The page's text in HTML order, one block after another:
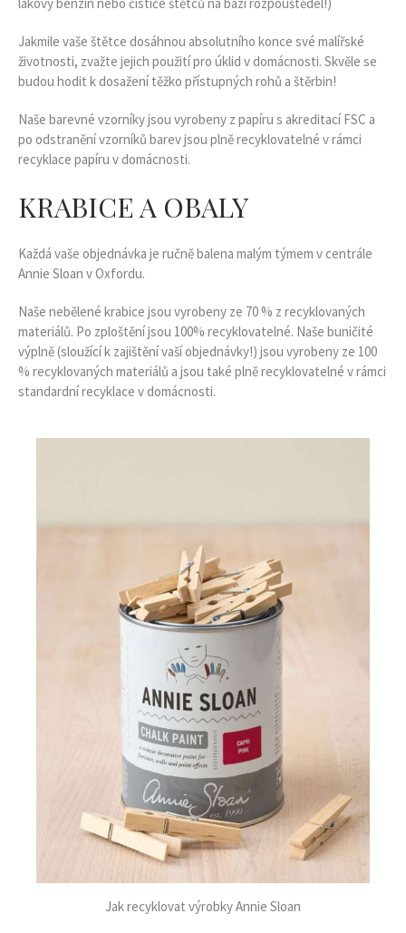
lakový benzín nebo čističe štětců na bázi rozpouštědel!)
Jakmile vaše štětce dosáhnou absolutního konce své malířské
životnosti, zvažte jejich použití pro úklid v domácnosti. Skvěle se
budou hodit k dosažení těžko přístupných rohů a štěrbin!
Naše barevné vzorníky jsou vyrobeny z papíru s akreditací FSC a
po odstranění vzorníků barev jsou plně recyklovatelné v rámci
recyklace papíru v domácnosti.
KRABICE A OBALY
Každá vaše objednávka je ručně balena malým týmem v centrále
Annie Sloan v Oxfordu.
Naše nebělené krabice jsou vyrobeny ze 70 % z recyklovaných
materiálů. Po zploštění jsou 100% recyklovatelné. Naše buničité
výplně (sloužící k zajištění vaší objednávky!) jsou vyrobeny ze 100
% recyklovaných materiálů a jsou také plně recyklovatelné v rámci
standardní recyklace v domácnosti.
Jak recyklovat výrobky Annie Sloan